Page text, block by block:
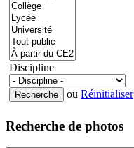
Discipline
ou Réinitialiser
Recherche de photos